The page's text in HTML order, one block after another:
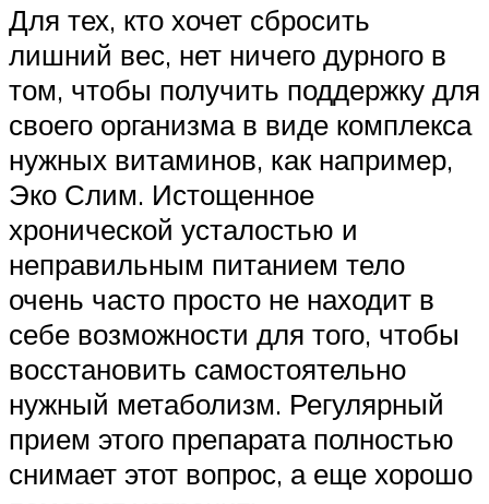
Для тех, кто хочет сбросить
лишний вес, нет ничего дурного в
том, чтобы получить поддержку для
своего организма в виде комплекса
нужных витаминов, как например,
Эко Слим. Истощенное
хронической усталостью и
неправильным питанием тело
очень часто просто не находит в
себе возможности для того, чтобы
восстановить самостоятельно
нужный метаболизм. Регулярный
прием этого препарата полностью
снимает этот вопрос, а еще хорошо